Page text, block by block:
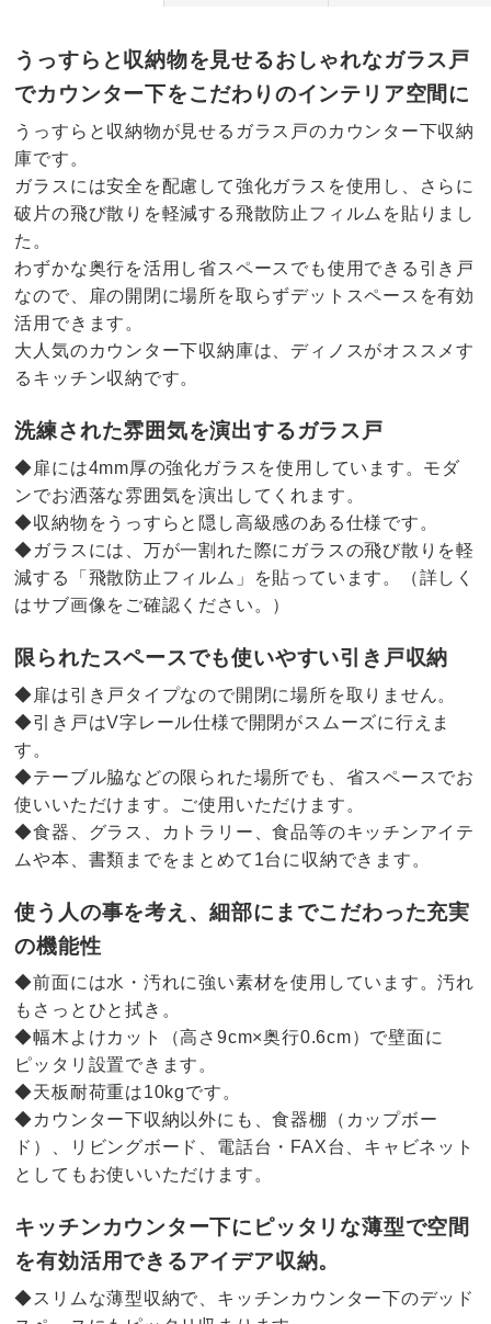
うっすらと収納物を見せるおしゃれなガラス戸
でカウンター下をこだわりのインテリア空間に
うっすらと収納物が見せるガラス戸のカウンター下収納
庫です。
ガラスには安全を配慮して強化ガラスを使用し、さらに
破片の飛び散りを軽減する飛散防止フィルムを貼りまし
た。
わずかな奥行を活用し省スペースでも使用できる引き戸
なので、扉の開閉に場所を取らずデットスペースを有効
活用できます。
大人気のカウンター下収納庫は、ディノスがオススメす
るキッチン収納です。
洗練された雰囲気を演出するガラス戸
◆扉には4mm厚の強化ガラスを使用しています。モダ
ンでお洒落な雰囲気を演出してくれます。
◆収納物をうっすらと隠し高級感のある仕様です。
◆ガラスには、万が一割れた際にガラスの飛び散りを軽
減する「飛散防止フィルム」を貼っています。
（詳しく
はサブ画像をご確認ください。）
限られたスペースでも使いやすい引き戸収納
◆扉は引き戸タイプなので開閉に場所を取りません。
◆引き戸はV字レール仕様で開閉がスムーズに行えま
す。
◆テーブル脇などの限られた場所でも、省スペースでお
使いいただけます。ご使用いただけます。
◆食器、グラス、カトラリー、食品等のキッチンアイテ
ムや本、書類までをまとめて1台に収納できます。
使う人の事を考え、細部にまでこだわった充実
の機能性
◆前面には水・汚れに強い素材を使用しています。汚れ
もさっとひと拭き。
◆幅木よけカット（高さ9cm×奥行0.6cm）で壁面に
ピッタリ設置できます。
◆天板耐荷重は10kgです。
◆カウンター下収納以外にも、食器棚（カップボー
ド）、リビングボード、電話台・FAX台、キャビネット
としてもお使いいただけます。
キッチンカウンター下にピッタリな薄型で空間
を有効活用できるアイデア収納。
◆スリムな薄型収納で、キッチンカウンター下のデッド